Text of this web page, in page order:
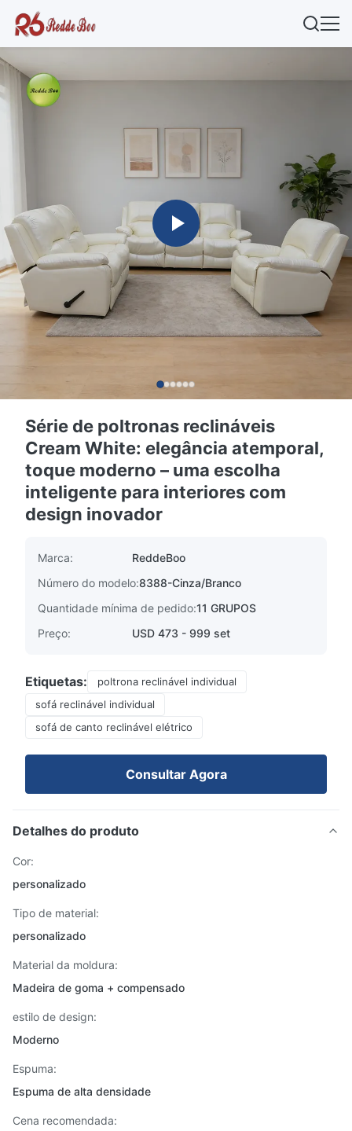
Série de poltronas reclináveis ​​
Cream White: elegância atemporal,
toque moderno – uma escolha
inteligente para interiores com
design inovador
Marca:
ReddeBoo
Número do modelo:8388-Cinza/Branco
Quantidade mínima de pedido:11 GRUPOS
Preço:
USD 473 - 999 set
Etiquetas:
poltrona reclinável individual
sofá reclinável individual
sofá de canto reclinável elétrico
Consultar Agora
Detalhes do produto
Cor:
personalizado
Tipo de material:
personalizado
Material da moldura:
Madeira de goma + compensado
estilo de design:
Moderno
Espuma:
Espuma de alta densidade
Cena recomendada: